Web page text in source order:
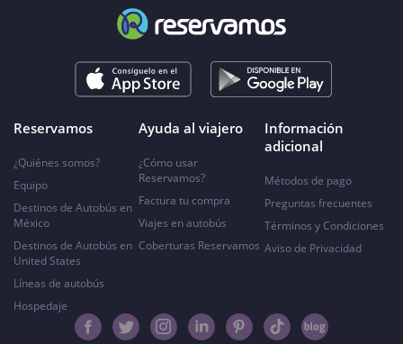
Reservamos
¿Quiénes somos?
Equipo
Destinos de Autobús en
México
Destinos de Autobús en
United States
Líneas de autobús
Hospedaje
Ayuda al viajero
¿Cómo usar
Reservamos?
Factura tu compra
Viajes en autobús
Coberturas Reservamos
Información
adicional
Métodos de pago
Preguntas frecuentes
Términos y Condiciones
Aviso de Privacidad